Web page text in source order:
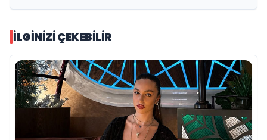
İLGINIZI ÇEKEBILIR